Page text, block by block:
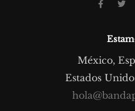
México,
Estados